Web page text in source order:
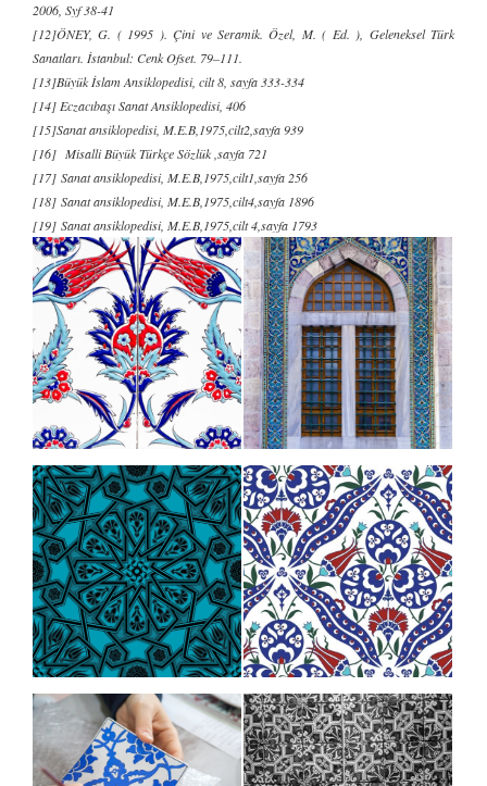
2006, Syf 38-41
[12]ÖNEY, G. ( 1995 ). Çini ve Seramik. Özel, M. ( Ed. ), Geleneksel Türk
Sanatları. İstanbul: Cenk Ofset. 79–111.
[13]Büyük İslam Ansiklopedisi, cilt 8, sayfa 333-334
[14] Eczacıbaşı Sanat Ansiklopedisi, 406
[15]Sanat ansiklopedisi, M.E.B,1975,cilt2,sayfa 939
[16] Misalli Büyük Türkçe Sözlük ,sayfa 721
[17] Sanat ansiklopedisi, M.E.B,1975,cilt1,sayfa 256
[18] Sanat ansiklopedisi, M.E.B,1975,cilt4,sayfa 1896
[19] Sanat ansiklopedisi, M.E.B,1975,cilt 4,sayfa 1793